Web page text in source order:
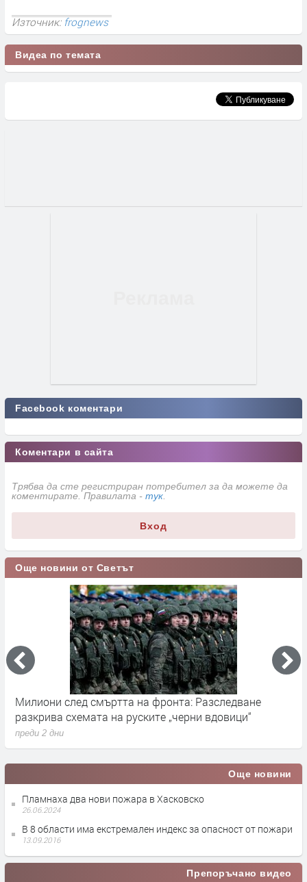
Източник:frognews
Видеа по темата
Facebook коментари
Коментари в сайта
Трябва да сте регистриран потребител за да можете да
коментирате. Правилата - тук
Вход
Още новини от Светът
Германските служби разследват руски опити за
влияние върху местния вот през септември
преди 2 дни
Още новини
Пламнаха два нови пожара в Хасковско
26.06.2024
В 8 области има екстремален индекс за опасност от пожари
13.09.2016
Препоръчано видео